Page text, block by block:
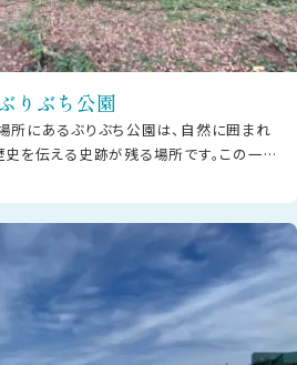
りぶち公園
にあるぶりぶち公園は、自然に囲まれ
を伝える史跡が残る場所です。この一帯
浜貝塚